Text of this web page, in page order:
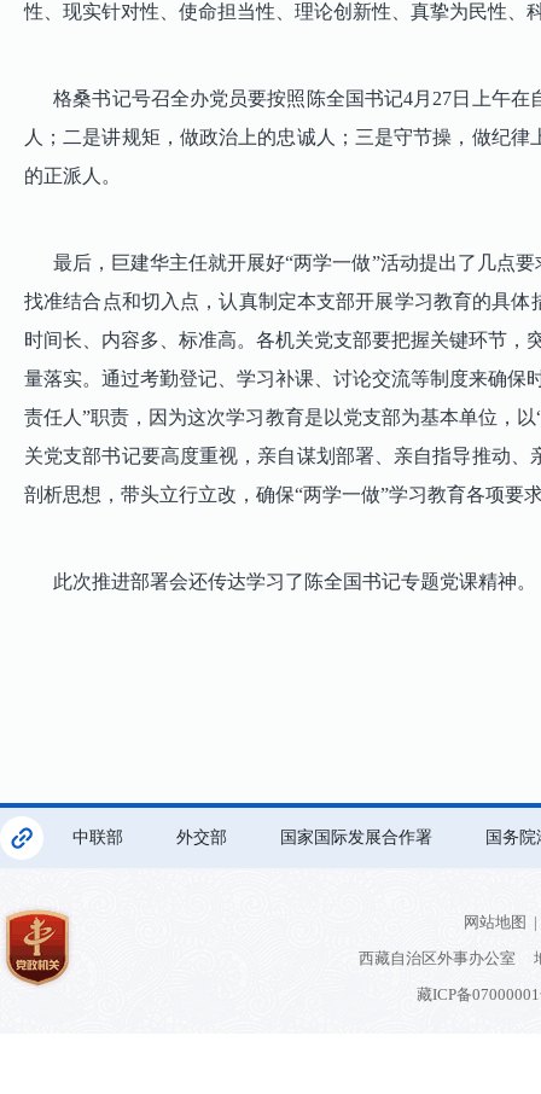
性、现实针对性、使命担当性、理论创新性、真挚为民性
格桑书记号召全办党员要按照陈全国书记4月27日上午在
人；二是讲规矩，做政治上的忠诚人；三是守节操，做纪
的正派人。
最后，巨建华主任就开展好“两学一做”活动提出了几点要
找准结合点和切入点，认真制定本支部开展学习教育的具
时间长、内容多、标准高。各机关党支部要把握关键环节，
量落实。通过考勤登记、学习补课、讨论交流等制度来确
责任人”职责，因为这次学习教育是以党支部为基本单位，
关党支部书记要高度重视，亲自谋划部署、亲自指导推动
剖析思想，带头立行立改，确保“两学一做”学习教育各项要
此次推进部署会还传达学习了陈全国书记专题党课精神。
中联部 外交部 国家国际发展合作署 国务
网站地图 |
西藏自治区外事办公室
藏ICP备